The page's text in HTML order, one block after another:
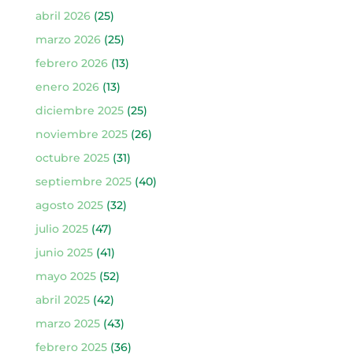
abril 2026(25)
marzo 2026(25)
febrero 2026(13)
enero 2026(13)
diciembre 2025(25)
noviembre 2025(26)
octubre 2025(31)
septiembre 2025(40)
agosto 2025(32)
julio 2025(47)
junio 2025(41)
mayo 2025(52)
abril 2025(42)
marzo 2025(43)
febrero 2025(36)